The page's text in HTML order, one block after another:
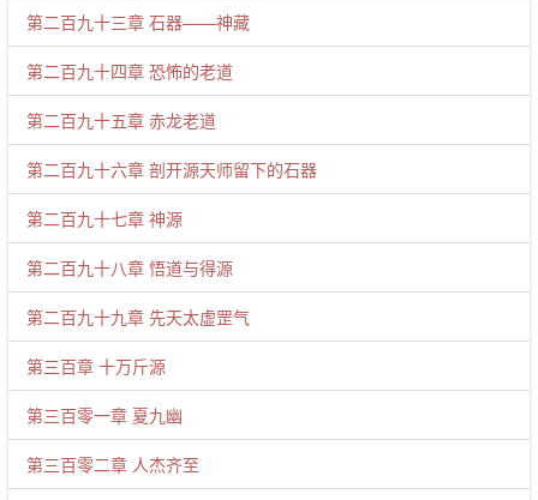
第二百九十三章 石器——神藏
第二百九十四章 恐怖的老道
第二百九十五章 赤龙老道
第二百九十六章 剖开源天师留下的石器
第二百九十七章 神源
第二百九十八章 悟道与得源
第二百九十九章 先天太虚罡气
第三百章 十万斤源
第三百零一章 夏九幽
第三百零二章 人杰齐至